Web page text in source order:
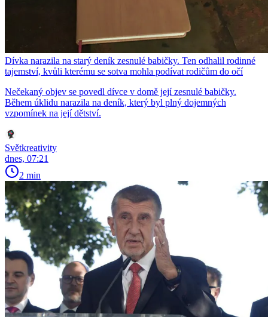
Dívka narazila na starý deník zesnulé babičky. Ten odhalil rodinné
tajemství, kvůli kterému se sotva mohla podívat rodičům do očí
Nečekaný objev se povedl dívce v domě její zesnulé babičky.
Během úklidu narazila na deník, který byl plný dojemných
vzpomínek na její dětství.
Světkreativity
dnes, 07:21
2 min